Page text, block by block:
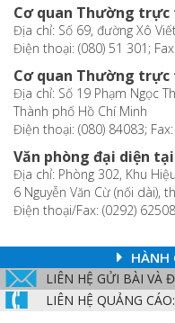
Cơ quan Thường trực
Địa chỉ: Số 69, đường Xô
Điện thoại: (080) 51 301;
Cơ quan Thường trực
Địa chỉ: Số 19 Phạm Ngọc
Thành phố Hồ Chí Minh
Điện thoại: (080) 84083;
Văn phòng đại diện
Địa chỉ: Phòng 302, Khu
6 Nguyễn Văn Cừ (nối dài),
Điện thoại/Fax: (0292)
HÀNH
LIÊN HỆ GỬI BÀI VÀ
LIÊN HỆ QUẢNG